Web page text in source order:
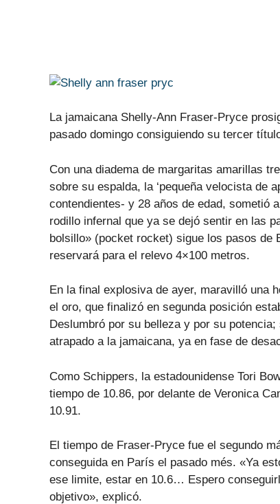
La jamaicana Shelly-Ann Fraser-Pryce
pasado domingo consiguiendo su tercer
Con una diadema de margaritas amarillas
sobre su espalda, la ‘pequeña velocista de
contendientes- y 28 años de edad, sometió
rodillo infernal que ya se dejó sentir en las
bolsillo» (pocket rocket) sigue los pasos de
reservará para el relevo 4×100 metros.
En la final explosiva de ayer, maravilló una
el oro, que finalizó en segunda posición
Deslumbró por su belleza y por su
atrapado a la jamaicana, ya en fase de
Como Schippers, la estadounidense Tori
tiempo de 10.86, por delante de Veronica
10.91.
El tiempo de Fraser-Pryce fue el segundo
conseguida en París el pasado més. «Ya
ese limite, estar en 10.6… Espero
objetivo», explicó.